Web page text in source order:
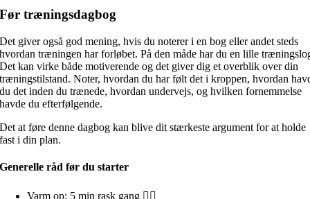
Før træningsdagbog
Det giver også god mening, hvis du noterer i en bog eller andet steds
hvordan træningen har forløbet. På den måde har du en lille
Det kan virke både motiverende og det giver dig et overblik over din
træningstilstand. Noter, hvordan du har følt det i kroppen, hvordan
du det inden du trænede, hvordan undervejs, og hvilken fornemmelse
havde du efterfølgende.
Det at føre denne dagbog kan blive dit stærkeste argument for at holde
fast i din plan.
Generelle råd før du starter
Varm op: 5 min rask gang 🚶‍♂️